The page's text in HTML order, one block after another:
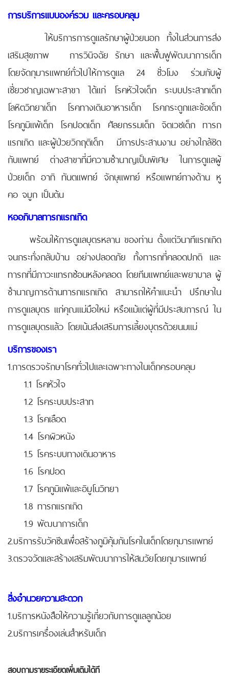
การบริการแบบองค์รวม และครอบคลุม
ให้บริการการดูแลรักษาผู้ป่วยนอก ทั้งในส่วนการส่ง
เสริมสุขภาพ การวินิจฉัย รักษา และฟื้นฟูพัฒนาการเด็ก
โดยจัดกุมารแพทย์ทั่วไปให้การดูแล 24 ชั่วโมง ร่วมกับผู้
เชี่ยวชาญเฉพาะสาขา ได้แก่ โรคหัวใจเด็ก ระบบประสาทเด็ก
โลหิตวิทยาเด็ก โรคทางเดินอาหารเด็ก โรคกระดูกและข้อเด็ก
โรคภูมิแพ้เด็ก โรคปอดเด็ก ศัลยกรรมเด็ก จิตเวชเด็ก ทารก
แรกเกิด และผู้ป่วยวิกฤติเด็ก มีการประสานงาน อย่างใกล้ชิด
กับแพทย์ ต่างสาขาที่มีความชำนาญเป็นพิเศษ ในการดูแลผู้
ป่วยเด็ก อาทิ ทันตแพทย์ จักษุแพทย์ หรือแพทย์ทางด้าน หู
คอ จมูก เป็นต้น
หออภิบาลทารกแรกเกิด
พร้อมให้การดูแลบุตรหลาน ของท่าน ตั้งแต่วินาทีแรกเกิด
จนกระทั่งกลับบ้าน อย่างปลอดภัย ทั้งทารกที่คลอดปกติ และ
ทารกที่มีภาวะแทรกซ้อนหลังคลอด โดยทีมแพทย์และพยาบาล ผู้
ชำนาญการด้านทารกแรกเกิด สามารถให้คำแนะนำ ปรึกษาใน
การดูแลบุตร แก่คุณแม่มือใหม่ หรือแม้แต่ผู้ที่มีประสบการณ์ ใน
การดูแลบุตรแล้ว โดยเน้นส่งเสริมการเลี้ยงบุตรด้วยนมแม่
บริการของเรา
1.การตรวจรักษาโรคทั่วไปและเฉพาะทางในเด็กครอบคลุม
1.1 โรคหัวใจ
1.2 โรคระบบประสาท
1.3 โรคเลือด
1.4 โรคผิวหนัง
1.5 โรคระบบทางเดินอาหาร
1.6 โรคปอด
1.7 โรคภูมิแพ้และอิมูโนวิทยา
1.8 ทารกแรกเกิด
1.9 พัฒนาการเด็ก
2.บริการรับวัคซีนเพื่อสร้างภูมิคุ้มกันโรคในเด็กโดยกุมารแพทย์
3.ตรวจวัดและสร้างเสริมพัฒนาการให้สมวัยโดยกุมารแพทย์
สิ่งอำนวยความสะดวก
1.บริการหนังสือให้ความรู้เกี่ยวกับการดูแลลูกน้อย
2.บริการเครื่องเล่นสำหรับเด็ก
สอบถามรายระเอียดเพิ่มเติมได้ที